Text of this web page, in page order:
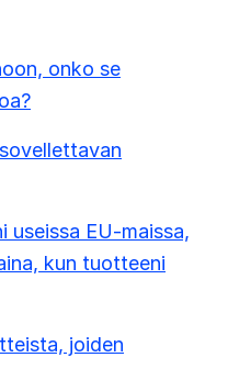
onko se
useissa EU-maissa,
kun tuotteeni
joiden